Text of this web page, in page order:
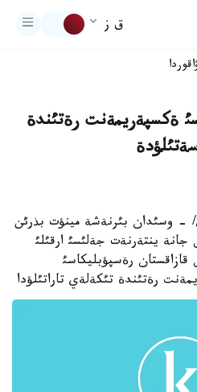
ق ز
اقوردا
ةكسپةريمةنت رةتئندة
- وسئدان بئرنةشة مينؤت بذرئن
ينتةرنةت جةلئسئ ارقئلئ
رةسپؤبليكاسئ
رةتئندة تئكةلةي تاراتئلؤدا